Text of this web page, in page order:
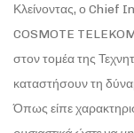
Κλείνοντας, ο
COSMOTE TELEKOM
στον τομέα της
καταστήσουν τη
Όπως είπε